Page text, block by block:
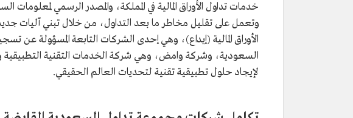
خدمات تداول الأوراق المالية في المملكة، والمصدر الرسمي لمعلومات
وتعمل على تقليل مخاطر ما بعد التداول، من خلال تبني آليات
الأوراق المالية (إيداع)، وهي إحدى الشركات التابعة المسؤولة عن
السعودية، وشركة وامض، وهي شركة الخدمات التقنية التطبيقية
لإيجاد حلول تطبيقية تقنية لتحديات العالم الحقيقي.